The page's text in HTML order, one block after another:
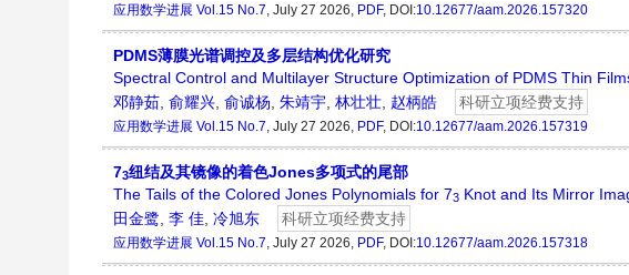
应用数学进展 Vol.15 No.7 , July 27 2026, PDF, DOI:10.12677/aam.2026.157320
PDMS薄膜光谱调控及多层结构优化研究
Spectral Control and Multilayer Structure Optimization of PDMS Thin
邓静茹 俞耀兴 俞诚杨 朱靖宇 林壮壮 赵柄皓 科研立项经费支持
应用数学进展 Vol.15 No.7 , July 27 2026, PDF, DOI:10.12677/aam.2026.157319
73纽结及其镜像的着色Jones多项式的尾部
The Tails of the Colored Jones Polynomials for 73 Knot and Its Mirror
田金鹭 李 佳 冷旭东 科研立项经费支持
应用数学进展 Vol.15 No.7 , July 27 2026, PDF, DOI:10.12677/aam.2026.157318